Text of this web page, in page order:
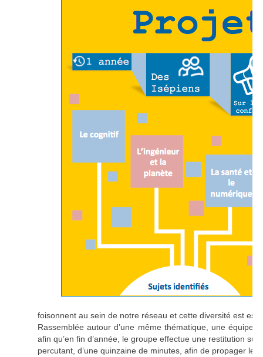
foisonnent au sein de notre réseau et cette diversité est
Rassemblée autour d’une même thématique, une équipe
afin qu’en fin d’année, le groupe effectue une restitution
percutant, d’une quinzaine de minutes, afin de propager